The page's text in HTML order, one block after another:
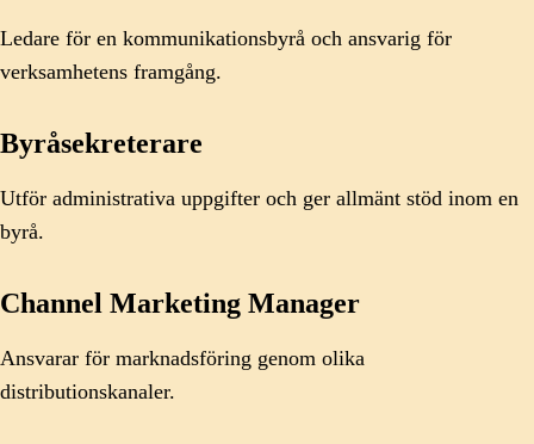
Ledare för en kommunikationsbyrå och ansvarig för
verksamhetens framgång.
Byråsekreterare
Utför administrativa uppgifter och ger allmänt stöd inom en
byrå.
Channel Marketing Manager
Ansvarar för marknadsföring genom olika
distributionskanaler.